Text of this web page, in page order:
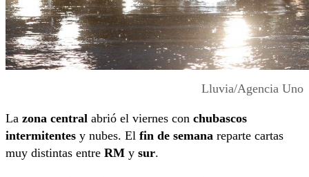
Lluvia/Agencia Uno
La zona central abrió el viernes con chubascos
intermitentes y nubes. El fin de semana reparte cartas
muy distintas entre RM y sur.